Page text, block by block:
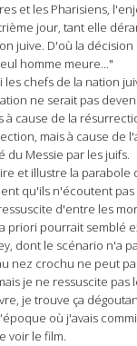
et les Pharisiens,
jour, tant elle
juive. D'où la décision
homme meure..."
les chefs de la nation
ne serait pas
à cause de la
mais à cause de
Messie par les juifs.
et illustre la
qu'ils n'écoutent
d'entre les
priori pourrait semblé
dont le scénario n'a
nez crochu ne peut
je ne ressuscite pas
je trouve ça
où j'avais
voir le film.